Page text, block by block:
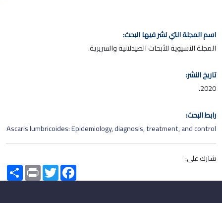
اسم المجلة التي نشر فيها البحث:
المجلة الآسيوية للأبحاث الصيدلانية والسريرية.
تاريخ النشر:
2020.
رابط البحث:
Ascaris lumbricoides: Epidemiology, diagnosis, treatment, and control
شارك على:
Share PrintTwitterFacebook